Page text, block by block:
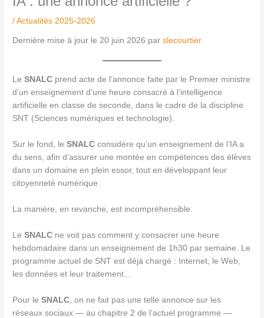
/Actualités 2025-2026
Dernière mise à jour le 20 juin 2026 parslecourtier
LeSNALC prend acte de l’annonce faite par le Premier ministre
d’un enseignement d’une heure consacré à l’intelligence
artificielle en classe de seconde, dans le cadre de la discipline
SNT (Sciences numériques et technologie).
Sur le fond, leSNALC considère qu’un enseignement de l’IA a
du sens, afin d’assurer une montée en compétences des élèves
dans un domaine en plein essor, tout en développant leur
citoyenneté numérique.
La manière, en revanche, est incompréhensible.
LeSNALC ne voit pas comment y consacrer une heure
hebdomadaire dans un enseignement de 1h30 par semaine. Le
programme actuel de SNT est déjà chargé : Internet, le Web,
les données et leur traitement…
Pour leSNALC , on ne fait pas une telle annonce sur les
réseaux sociaux — au chapitre 2 de l’actuel programme —